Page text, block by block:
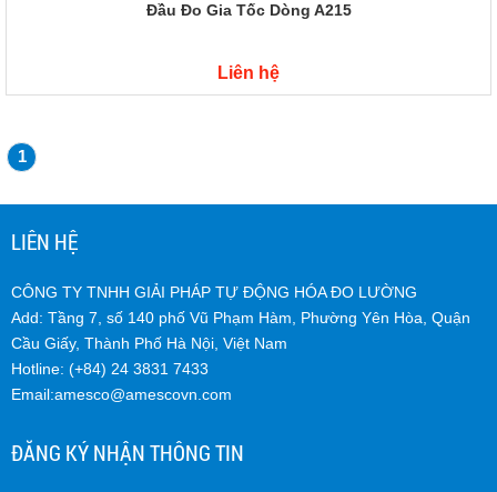
Đầu Đo Gia Tốc Dòng A215
Liên hệ
1
LIÊN HỆ
CÔNG TY TNHH GIẢI PHÁP TỰ ĐỘNG HÓA ĐO LƯỜNG
Add: Tầng 7, số 140 phố Vũ Phạm Hàm, Phường Yên Hòa, Quận
Cầu Giấy, Thành Phố Hà Nội, Việt Nam
Hotline: (+84) 24 3831 7433
Email:amesco@amescovn.com
ĐĂNG KÝ NHẬN THÔNG TIN